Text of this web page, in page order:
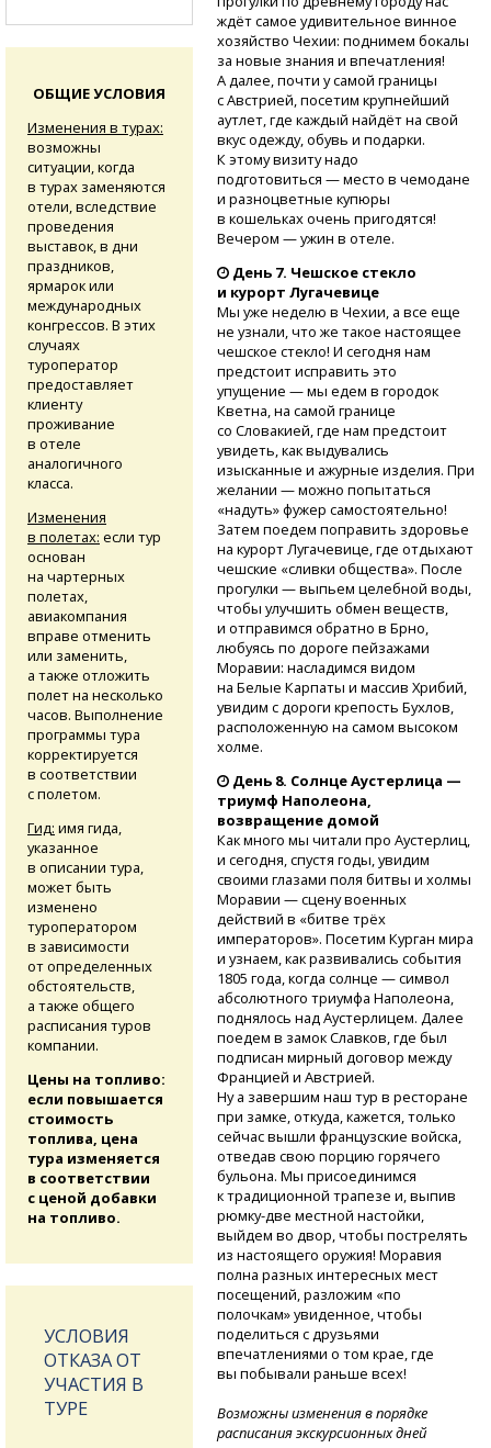
ждёт самое удивительное винное
хозяйство Чехии: поднимем бокалы
за новые знания и впечатления!
А далее, почти у самой границы
с Австрией, посетим крупнейший
аутлет, где каждый найдёт на свой
вкус одежду, обувь и подарки.
К этому визиту надо
подготовиться — место в чемодане
и разноцветные купюры
в кошельках очень пригодятся!
Вечером — ужин в отеле.
День 7. Чешское стекло
и курорт Лугачевице
Мы уже неделю в Чехии, а все еще
не узнали, что же такое настоящее
чешское стекло! И сегодня нам
предстоит исправить это
упущение — мы едем в городок
Кветна, на самой границе
со Словакией, где нам предстоит
увидеть, как выдувались
изысканные и ажурные изделия. При
желании — можно попытаться
«надуть» фужер самостоятельно!
Затем поедем поправить здоровье
на курорт Лугачевице, где отдыхают
чешские «сливки общества». После
прогулки — выпьем целебной воды,
чтобы улучшить обмен веществ,
и отправимся обратно в Брно,
любуясь по дороге пейзажами
Моравии: насладимся видом
на Белые Карпаты и массив Хрибий,
увидим с дороги крепость Бухлов,
расположенную на самом высоком
холме.
День 8. Солнце Аустерлица —
триумф Наполеона,
возвращение домой
Как много мы читали про Аустерлиц,
и сегодня, спустя годы, увидим
своими глазами поля битвы и холмы
Моравии — сцену военных
действий в «битве трёх
императоров». Посетим Курган мира
и узнаем, как развивались события
1805 года, когда солнце — символ
абсолютного триумфа Наполеона,
поднялось над Аустерлицем. Далее
поедем в замок Славков, где был
подписан мирный договор между
Францией и Австрией.
Ну а завершим наш тур в ресторане
при замке, откуда, кажется, только
сейчас вышли французские войска,
отведав свою порцию горячего
бульона. Мы присоединимся
к традиционной трапезе и, выпив
рюмку-две местной настойки,
выйдем во двор, чтобы пострелять
из настоящего оружия! Моравия
полна разных интересных мест
посещений, разложим «по
полочкам» увиденное, чтобы
поделиться с друзьями
впечатлениями о том крае, где
вы побывали раньше всех!
Возможны изменения в порядке
расписания экскурсионных дней
ОБЩИЕ УСЛОВИЯ
Изменения в турах:
возможны
ситуации, когда
в турах заменяются
отели, вследствие
проведения
выставок, в дни
праздников,
ярмарок или
международных
конгрессов. В этих
случаях
туроператор
предоставляет
клиенту
проживание
в отеле
аналогичного
класса.
Изменения
в полетах: если тур
основан
на чартерных
полетах,
авиакомпания
вправе отменить
или заменить,
а также отложить
полет на несколько
часов. Выполнение
программы тура
корректируется
в соответствии
с полетом.
Гид: имя гида,
указанное
в описании тура,
может быть
изменено
туроператором
в зависимости
от определенных
обстоятельств,
а также общего
расписания туров
компании.
Цены на топливо:
если повышается
стоимость
топлива, цена
тура изменяется
в соответствии
с ценой добавки
на топливо.
УСЛОВИЯ
ОТКАЗА ОТ
УЧАСТИЯ В
ТУРЕ